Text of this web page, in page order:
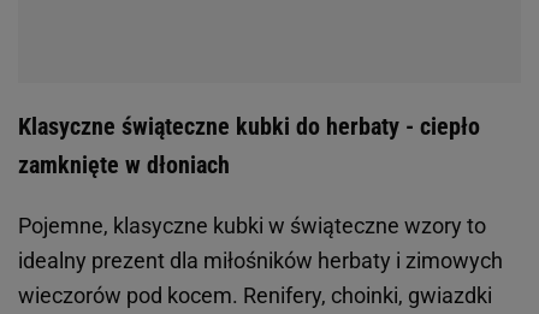
Klasyczne świąteczne kubki do herbaty - ciepło
zamknięte w dłoniach
Pojemne, klasyczne kubki w świąteczne wzory to
idealny prezent dla miłośników herbaty i zimowych
wieczorów pod kocem. Renifery, choinki, gwiazdki